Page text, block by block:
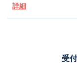
詳細
受